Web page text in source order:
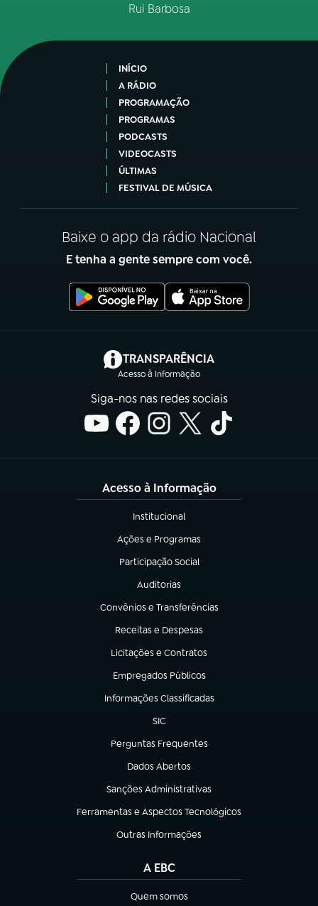
Rui Barbosa
INÍCIO
A RÁDIO
PROGRAMAÇÃO
PROGRAMAS
PODCASTS
VIDEOCASTS
ÚLTIMAS
FESTIVAL DE MÚSICA
Baixe o app da rádio Nacional
E tenha a gente sempre com você.
TRANSPARÊNCIA
Acesso à Informação
(abre em nova aba)
Siga-nos nas redes sociais
Acesso à Informação
Institucional
(abre em nova aba)
Ações e Programas
(abre em nova aba)
Participação Social
(abre em nova aba)
Auditorias
(abre em nova aba)
Convênios e Transferências
(abre em nova aba)
Receitas e Despesas
(abre em nova aba)
Licitações e Contratos
(abre em nova aba)
Empregados Públicos
(abre em nova aba)
Informações Classificadas
(abre em nova aba)
SIC
(abre em nova aba)
Perguntas Frequentes
(abre em nova aba)
Dados Abertos
(abre em nova aba)
Sanções Administrativas
(abre em nova aba)
Ferramentas e Aspectos Tecnológicos
(abre em nova aba)
Outras Informações
(abre em nova aba)
A EBC
Quem somos
(abre em nova aba)